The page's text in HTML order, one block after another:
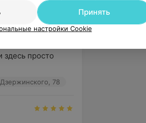
коллективу
здесь просто
78
Принять
настройки Cookie